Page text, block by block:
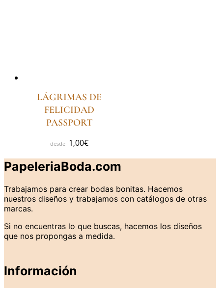
LÁGRIMAS DE
FELICIDAD
PASSPORT
1,00€
PapeleriaBoda.com
Trabajamos para crear bodas bonitas. Hacemos
nuestros diseños y trabajamos con catálogos de otras
marcas.
Si no encuentras lo que buscas, hacemos los diseños
que nos propongas a medida.
Información